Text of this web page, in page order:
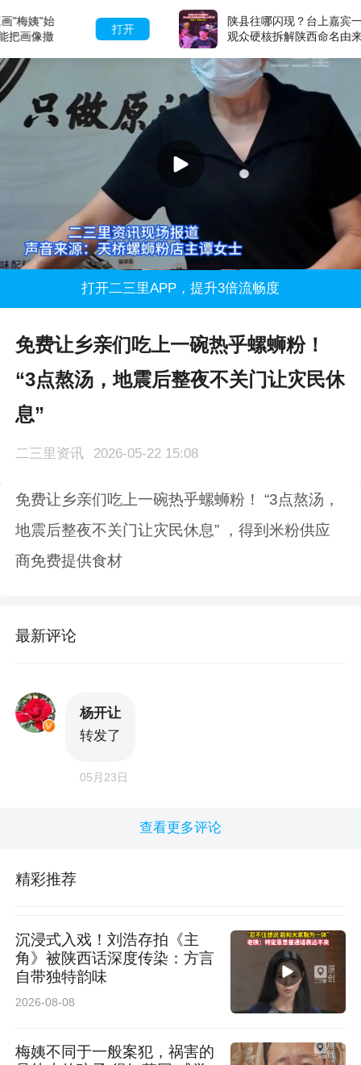
打开
陕县往哪闪现？台上嘉宾一脸茫然，
观众硬核拆解陕西命名由来
打开二三里APP，提升3倍流畅度
免费让乡亲们吃上一碗热乎螺蛳粉！
“3点熬汤，地震后整夜不关门让灾民休
息”
二三里资讯 2026-05-22 15:08
免费让乡亲们吃上一碗热乎螺蛳粉！ “3点熬汤，
地震后整夜不关门让灾民休息” ，得到米粉供应
商免费提供食材
最新评论
杨开让
转发了
05月23日
查看更多评论
精彩推荐
沉浸式入戏！刘浩存拍《主
角》被陕西话深度传染：方言
自带独特韵味
2026-08-08
梅姨不同于一般案犯，祸害的